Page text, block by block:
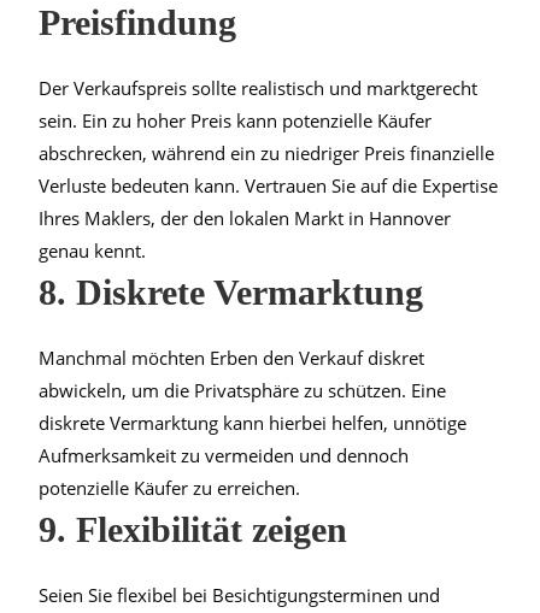
Preisfindung
Der Verkaufspreis sollte realistisch und marktgerecht
sein. Ein zu hoher Preis kann potenzielle Käufer
abschrecken, während ein zu niedriger Preis finanzielle
Verluste bedeuten kann. Vertrauen Sie auf die Expertise
Ihres Maklers, der den lokalen Markt in Hannover
genau kennt.
8. Diskrete Vermarktung
Manchmal möchten Erben den Verkauf diskret
abwickeln, um die Privatsphäre zu schützen. Eine
diskrete Vermarktung kann hierbei helfen, unnötige
Aufmerksamkeit zu vermeiden und dennoch
potenzielle Käufer zu erreichen.
9. Flexibilität zeigen
Seien Sie flexibel bei Besichtigungsterminen und